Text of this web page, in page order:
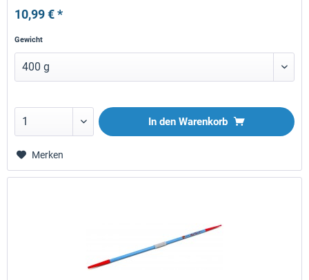
10,99 € *
Gewicht
In den Warenkorb
Merken